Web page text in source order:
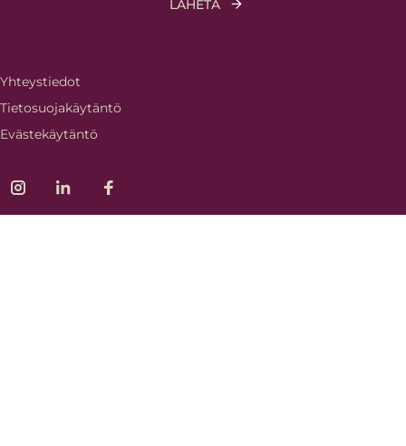
Yhteystiedot
Tietosuojakäytäntö
Evästekäytäntö